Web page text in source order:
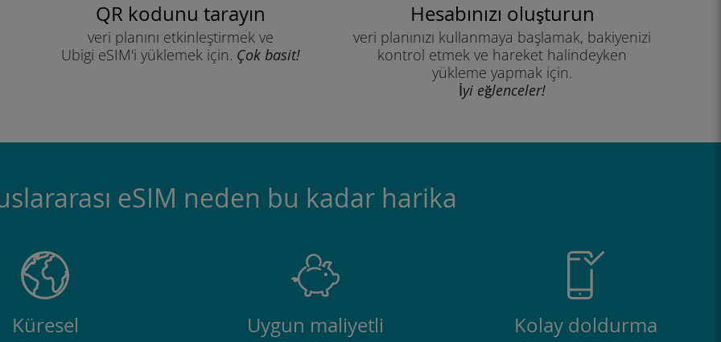
QR kodunu tarayın
veri planını etkinleştirmek ve
Ubigi eSIM'i yüklemek için. Çok basit!
Hesabınızı oluşturun
veri planınızı kullanmaya başlamak, bakiyenizi
kontrol etmek ve hareket halindeyken
yükleme yapmak için.
İyi eğlenceler!
eSIM neden bu kadar harika
Küresel Uygun maliyetli Kolay doldurma